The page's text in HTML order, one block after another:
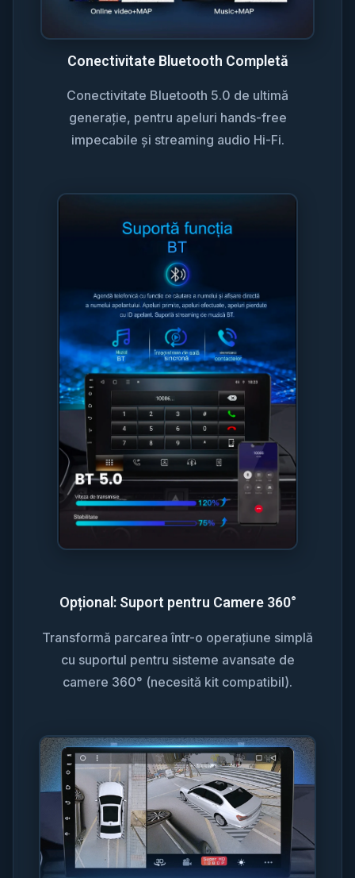
Conectivitate Bluetooth Completă
Conectivitate Bluetooth 5.0 de ultimă
generație, pentru apeluri hands-free
impecabile și streaming audio Hi-Fi.
Opțional: Suport pentru Camere 360°
Transformă parcarea într-o operațiune simplă
cu suportul pentru sisteme avansate de
camere 360° (necesită kit compatibil).